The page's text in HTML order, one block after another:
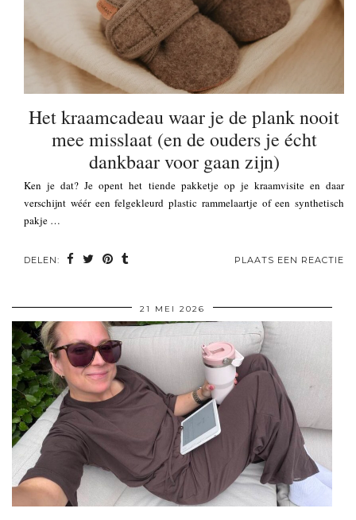
Het kraamcadeau waar je de plank nooit
mee misslaat (en de ouders je écht
dankbaar voor gaan zijn)
Ken je dat? Je opent het tiende pakketje op je kraamvisite en daar
verschijnt wéér een felgekleurd plastic rammelaartje of een synthetisch
pakje …
DELEN: PLAATS EEN REACTIE
21 MEI 2026